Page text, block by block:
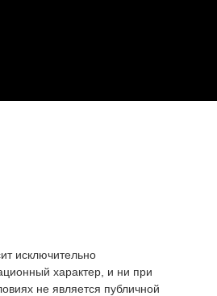
исключительно
характер, и ни при
не является публичной